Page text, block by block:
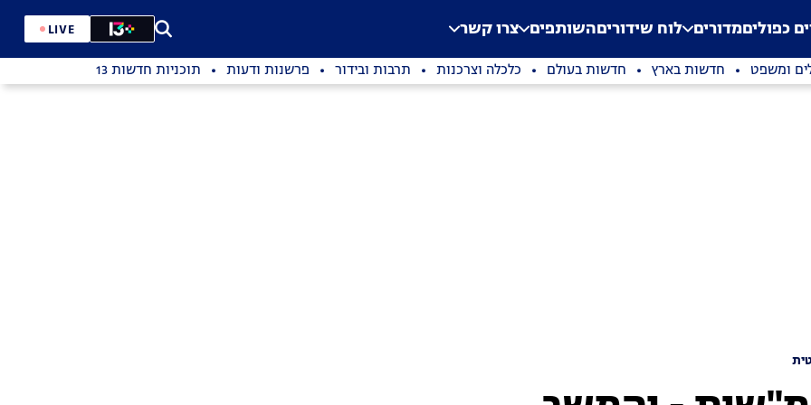
Application error: a
. כפוליםמדורים לוח שידוריםהשותפים צרו קשר LIVE
ומשפט חדשות בארץ חדשות בעולם כלכלה וצרכנות תרבות ובידור פרשנות ודעות תוכניות חדשות 13